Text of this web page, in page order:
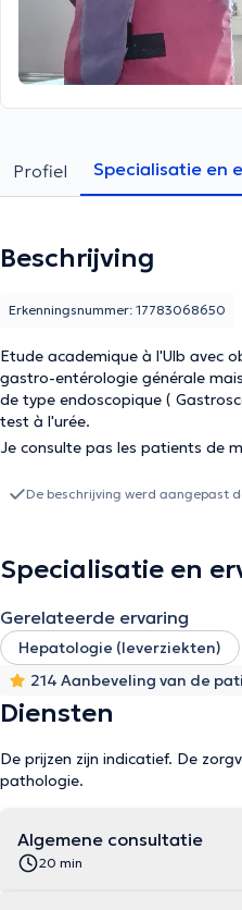
Profiel Specialisatie en
Beschrijving
Etude academique à l'Ulb avec obtention du diplome
gastro-entérologie générale mais également des
de type endoscopique (
test à l'urée.
Je consulte pas les patients de
Erkenningsnummer: 17783068650
De beschrijving werd aangepast
Specialisatie en
Gerelateerde ervaring
Hepatologie (leverziekten)
214 Aanbeveling van de
Diensten
De prijzen zijn indicatief. De
pathologie.
Algemene consultatie
20 min